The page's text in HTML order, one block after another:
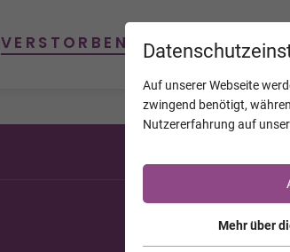
Sie sind noch
>> zur
Auf unserer Webseite
zwingend benötigt,
Nutzererfahrung auf
Mehr über
VERSTORBENE KALENDER